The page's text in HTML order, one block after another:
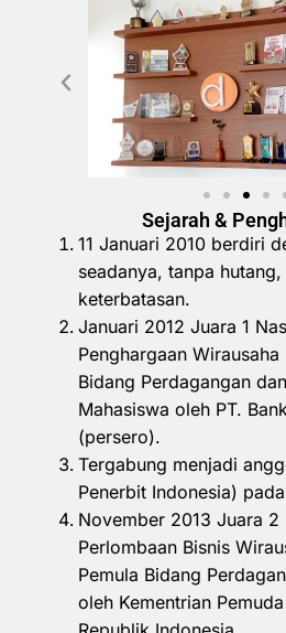
Sejarah &
11 Januari 2010 berdiri
seadanya, tanpa
keterbatasan.
Januari 2012 Juara 1
Penghargaan
Bidang Perdagangan
Mahasiswa oleh PT.
(persero).
Tergabung menjadi
Penerbit Indonesia)
November 2013 Juara 2
Perlombaan Bisnis
Pemula Bidang
oleh Kementrian